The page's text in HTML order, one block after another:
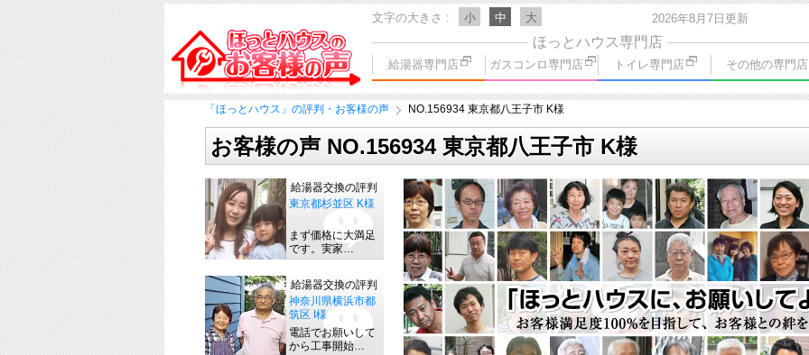
文字の大きさ 小 中 大 2026年8月7日更新
ほっとハウス専門店
給湯器専門店 ガスコンロ専門店 トイレ専門店 その他の専門店
「ほっとハウス」の評判・お客様の声 NO.156934 東京都八王子市 K様
お客様の声 NO.156934 東京都八王子市 K様
給湯器交換の評判
東京都杉並区 K様
まず価格に大満足
です。実家…
給湯器交換の評判
神奈川県横浜市都
筑区 I様
電話でお願いして
から工事開始…